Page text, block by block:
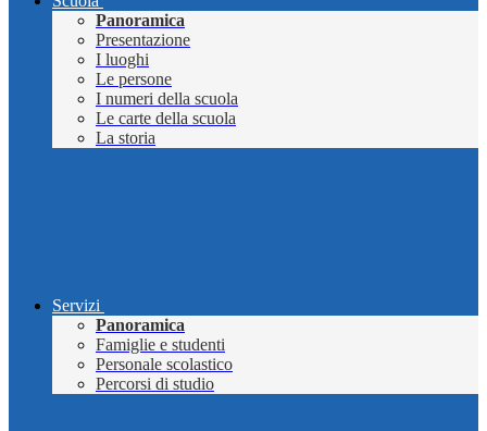
Panoramica
Presentazione
I luoghi
Le persone
I numeri della scuola
Le carte della scuola
La storia
Servizi
Panoramica
Famiglie e studenti
Personale scolastico
Percorsi di studio